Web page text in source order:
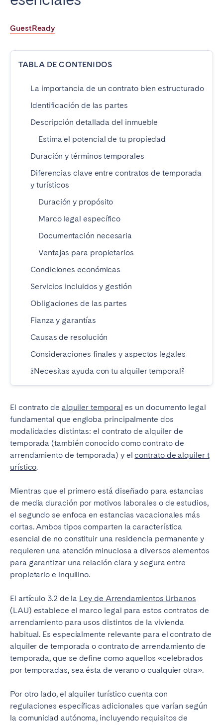
GuestReady
TABLA DE CONTENIDOS
La importancia de un contrato bien estructurado
Identificación de las partes
Descripción detallada del inmueble
Estima el potencial de tu propiedad
Duración y términos temporales
Diferencias clave entre contratos de temporada
y turísticos
Duración y propósito
Marco legal específico
Documentación necesaria
Ventajas para propietarios
Condiciones económicas
Servicios incluidos y gestión
Obligaciones de las partes
Fianza y garantías
Causas de resolución
Consideraciones finales y aspectos legales
¿Necesitas ayuda con tu alquiler temporal?
El contrato de alquiler temporal es un documento legal
fundamental que engloba principalmente dos
modalidades distintas: el contrato de alquiler de
temporada (también conocido como contrato de
arrendamiento de temporada) y elcontrato de alquiler t
urístico.
Mientras que el primero está diseñado para estancias
de media duración por motivos laborales o de estudios,
el segundo se enfoca en estancias vacacionales más
cortas. Ambos tipos comparten la característica
esencial de no constituir una residencia permanente y
requieren una atención minuciosa a diversos elementos
para garantizar una relación clara y segura entre
propietario e inquilino.
El artículo 3.2 de la Ley de Arrendamientos Urbanos
(LAU) establece el marco legal para estos contratos de
arrendamiento para usos distintos de la vivienda
habitual. Es especialmente relevante para el contrato de
alquiler de temporada o contrato de arrendamiento de
temporada, que se define como aquellos «celebrados
por temporadas, sea ésta de verano o cualquier otra».
Por otro lado, el alquiler turístico cuenta con
regulaciones específicas adicionales que varían según
la comunidad autónoma, incluyendo requisitos de
Poitiers
Strasbourg
Dublin
SAUDI ARABIA
ESPAÑA
Alicante
Benidorm
ANDALUCÍA
Almería
Córdoba
Huelva
Málaga
Sevilla
El Hierro
Fuerteventura
Gran Canaria
La Gomera
La Palma
Tenerife
SWITZERLAND
Basel
Bern
Geneva
Lucerne
Zug
Zürich
UNITED ARAB EMIRATES
Dubai
UNITED KINGDOM
ENGLAND
Bath
Birmingham
London
Manchester
SCOTLAND